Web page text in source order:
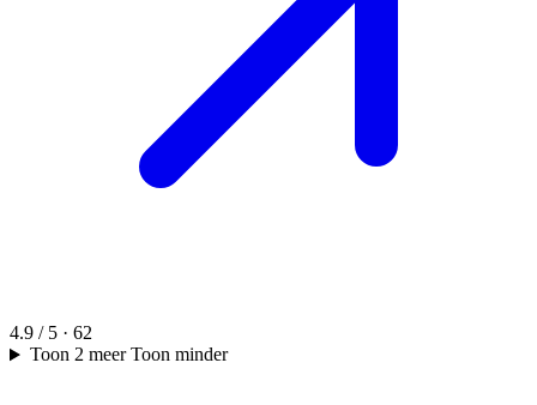
4.9 / 5 · 62
Toon 2 meer Toon minder